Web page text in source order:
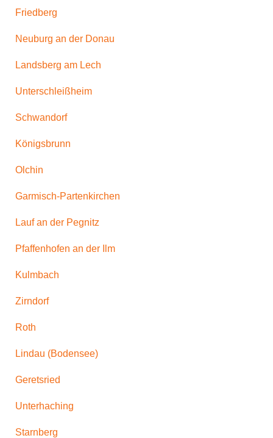
Friedberg
Neuburg an der Donau
Landsberg am Lech
Unterschleißheim
Schwandorf
Königsbrunn
Olchin
Garmisch-Partenkirchen
Lauf an der Pegnitz
Pfaffenhofen an der Ilm
Kulmbach
Zirndorf
Roth
Lindau (Bodensee)
Geretsried
Unterhaching
Starnberg